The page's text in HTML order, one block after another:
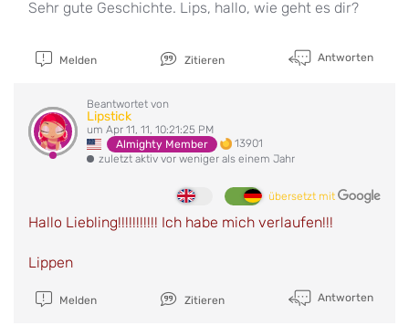
Sehr gute Geschichte. Lips, hallo, wie geht es dir?
Melden Zitieren Antworten
Beantwortet von
Lipstick
um Apr 11, 11, 10:21:25 PM
Almighty Member
13901
zuletzt aktiv vor weniger als einem Jahr
übersetzt mit
Hallo Liebling!!!!!!!!!!! Ich habe mich verlaufen!!!
Lippen
Melden Zitieren Antworten